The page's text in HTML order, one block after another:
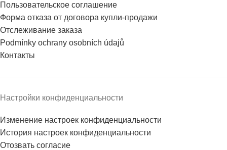
Пользовательское соглашение
Форма отказа от договора купли-продажи
Отслеживание заказа
Podmínky ochrany osobních údajů
Контакты
Настройки конфиденциальности
Изменение настроек конфиденциальности
История настроек конфиденциальности
Отозвать согласие